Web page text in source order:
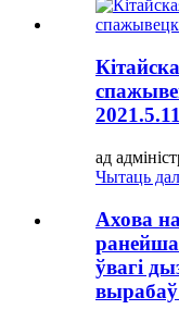
2021.5.11
ад
Чытаць
Ахова
ўвагі
вырабаў